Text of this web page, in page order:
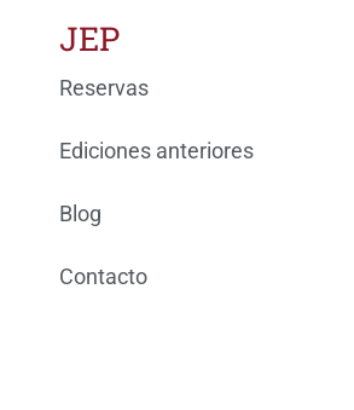
JEP
Reservas
Ediciones anteriores
Blog
Contacto